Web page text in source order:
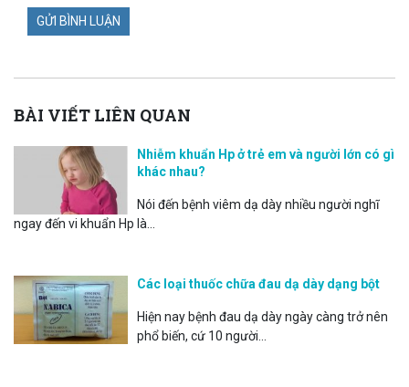
BÀI VIẾT LIÊN QUAN
Nhiễm khuẩn Hp ở trẻ em và người lớn có gì
khác nhau?
Nói đến bệnh viêm dạ dày nhiều người nghĩ
ngay đến vi khuẩn Hp là...
Các loại thuốc chữa đau dạ dày dạng bột
Hiện nay bệnh đau dạ dày ngày càng trở nên
phổ biến, cứ 10 người...